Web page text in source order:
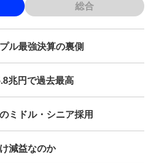
総合
ル最強決算の裏側
兆円で過去最高
ミドル・シニア採用
減益なのか